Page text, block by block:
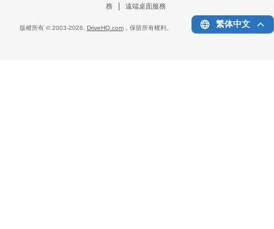
務
| 遠端桌面服務
版權所有 © 2003-2026, DriveHQ.com，保留所有權利。 繁体中文